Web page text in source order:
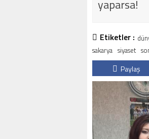
Etiketler :
sakarya siyaset
Paylaş